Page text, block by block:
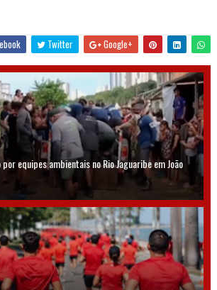
Twitter Google+
equipes ambientais no Rio Jaguaribe em João